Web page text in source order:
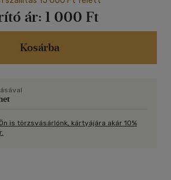
a kezünkbe a légzés tudatos
még több életadó energiát a
az egyszerű, de precíz
egész lényünket
ár: 1 000 Ft
Kosárba
is törzsvásárlónk, kártyájára akár 10%